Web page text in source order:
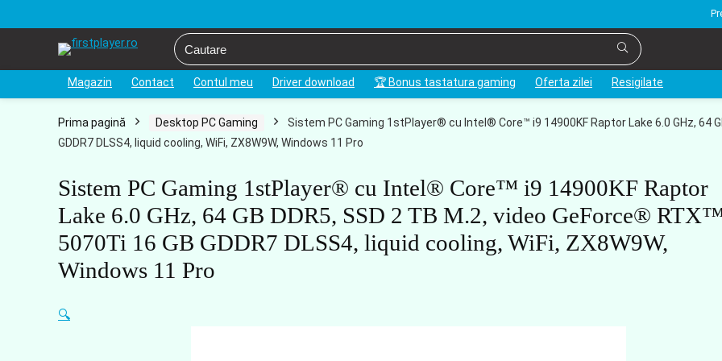
Magazin Contact Contul meu Driver download 🏆 Bonus tastatura gaming Oferta zilei Resigilate
Prima pagină Desktop PC Gaming
Sistem PC Gaming 1stPlayer® cu Intel® Core™ i9 14900KF Raptor Lake 6.0 GHz, 64
GDDR7 DLSS4, liquid cooling, WiFi, ZX8W9W, Windows 11 Pro
Sistem PC Gaming 1stPlayer® cu Intel® Core™ i9 14900KF Raptor
Lake 6.0 GHz, 64 GB DDR5, SSD 2 TB M.2, video GeForce®
5070Ti 16 GB GDDR7 DLSS4, liquid cooling, WiFi, ZX8W9W,
Windows 11 Pro
🔍